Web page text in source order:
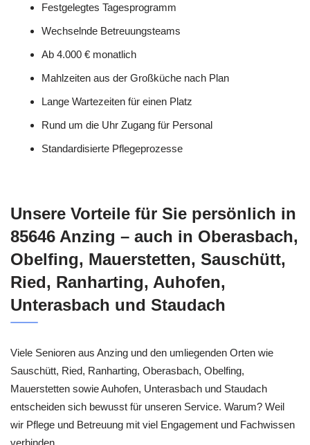
Festgelegtes Tagesprogramm
Wechselnde Betreuungsteams
Ab 4.000 € monatlich
Mahlzeiten aus der Großküche nach Plan
Lange Wartezeiten für einen Platz
Rund um die Uhr Zugang für Personal
Standardisierte Pflegeprozesse
Unsere Vorteile für Sie persönlich in
85646 Anzing – auch in Oberasbach,
Obelfing, Mauerstetten, Sauschütt,
Ried, Ranharting, Auhofen,
Unterasbach und Staudach
Viele Senioren aus Anzing und den umliegenden Orten wie
Sauschütt, Ried, Ranharting, Oberasbach, Obelfing,
Mauerstetten sowie Auhofen, Unterasbach und Staudach
entscheiden sich bewusst für unseren Service. Warum? Weil
wir Pflege und Betreuung mit viel Engagement und Fachwissen
verbinden.